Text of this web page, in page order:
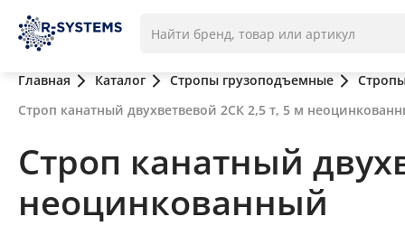
Главная Каталог Стропы грузоподъемные
Строп канатный двухветвевой 2СК 2,5 т, 5 м
Строп канатный
неоцинкованный